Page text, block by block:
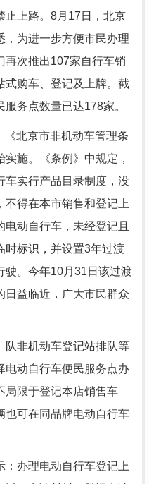
止上路。8月17日，北京
，为进一步方便市民办理
再次推出107家自行车销
式购车、登记及上牌。截
务点数量已达178家。
北京市非机动车管理条
施。《条例》中规定，
车实行产品目录制度，没
不得在本市销售和登记上
动自行车，未经登记且
时标识，并设置3年过渡
驶。今年10月31日该过渡
日益临近，广大市民群众
非机动车登记站排队等
电动自行车便民服务点办
局限于登记本店销售车
也可在同品牌电动自行车
办理电动自行车登记上